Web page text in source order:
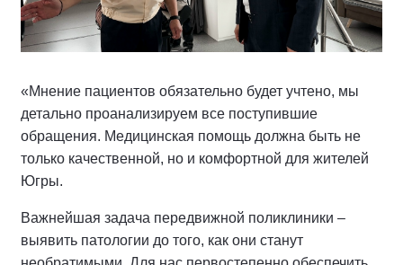
«Мнение пациентов обязательно будет учтено, мы
детально проанализируем все поступившие
обращения. Медицинская помощь должна быть не
только качественной, но и комфортной для жителей
Югры.
Важнейшая задача передвижной поликлиники –
выявить патологии до того, как они станут